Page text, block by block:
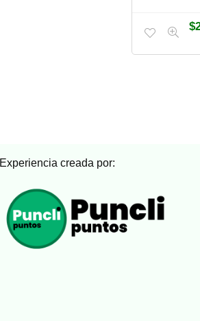
$
Experiencia creada por: